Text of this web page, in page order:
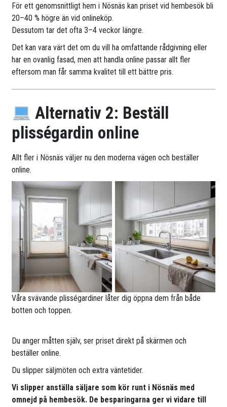
För ett genomsnittligt hem i Nösnäs kan priset vid hembesök bli
20–40 % högre än vid onlineköp.
Dessutom tar det ofta 3–4 veckor längre.
Det kan vara värt det om du vill ha omfattande rådgivning eller
har en ovanlig fasad, men att handla online passar allt fler
eftersom man får samma kvalitet till ett bättre pris.
Alternativ 2: Beställ
plisségardin online
Allt fler i Nösnäs väljer nu den moderna vägen och beställer
online.
Våra svävande plisségardiner låter dig öppna dem från både
botten och toppen.
Du anger måtten själv, ser priset direkt på skärmen och
beställer online.
Du slipper säljmöten och extra väntetider.
Vi slipper anställa säljare som kör runt i Nösnäs med
omnejd på hembesök. De besparingarna ger vi vidare till